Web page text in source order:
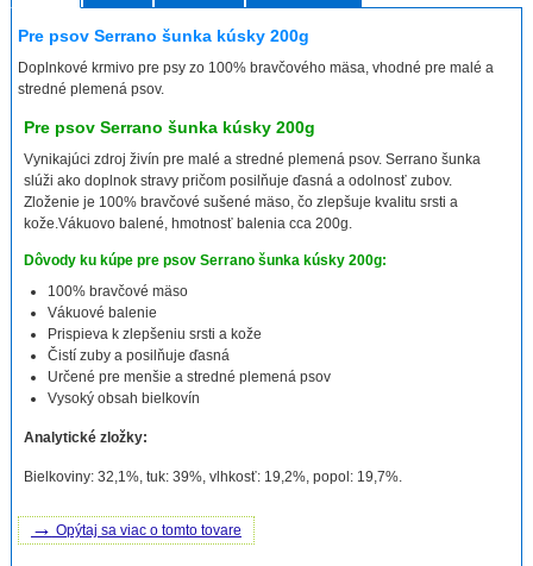
Pre psov Serrano šunka kúsky 200g
Doplnkové krmivo pre psy zo 100% bravčového mäsa, vhodné pre malé a
stredné plemená psov.
Pre psov Serrano šunka kúsky 200g
Vynikajúci zdroj živín pre malé a stredné plemená psov. Serrano šunka
slúži ako doplnok stravy pričom posilňuje ďasná a odolnosť zubov.
Zloženie je 100% bravčové sušené mäso, čo zlepšuje kvalitu srsti a
kože.Vákuovo balené, hmotnosť balenia cca 200g.
Dôvody ku kúpe pre psov Serrano šunka kúsky 200g:
100% bravčové mäso
Vákuové balenie
Prispieva k zlepšeniu srsti a kože
Čistí zuby a posilňuje ďasná
Určené pre menšie a stredné plemená psov
Vysoký obsah bielkovín
Analytické zložky:
Bielkoviny: 32,1%, tuk: 39%, vlhkosť: 19,2%, popol: 19,7%.
→ Opýtaj sa viac o tomto tovare